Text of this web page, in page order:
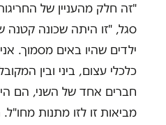
"זה חלק מהעניין של
סגל, "זו היתה שכונה קטנה
ילדים שהיו באים מסמוך.
כלכלי עצום, ביני ובין
חברים אחד של השני, הם היו
מביאות זו לזו מתנות